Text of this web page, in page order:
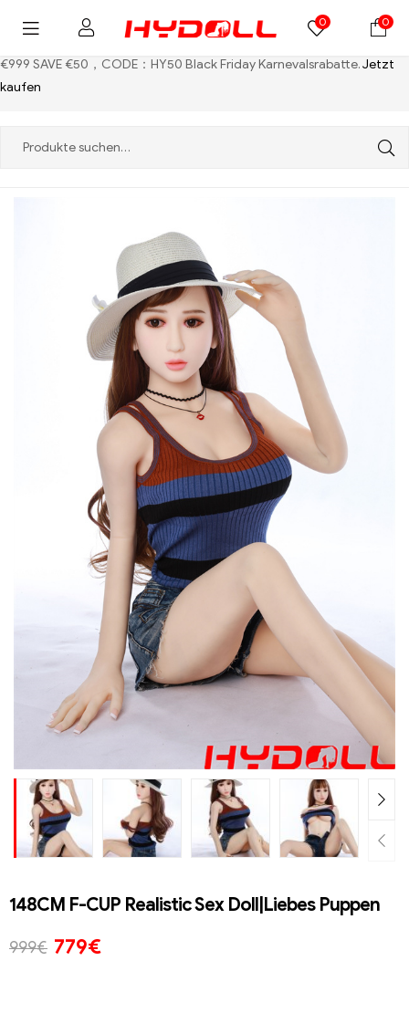
€999 SAVE €50，CODE：HY50 Black Friday Karnevalsrabatte.Jetzt
kaufen
0 0
148CM F-CUP Realistic Sex Doll|Liebes Puppen
999€ 779€